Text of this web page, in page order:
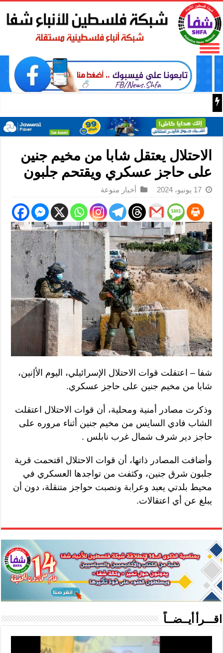
فتح تنعى المناضل نايف خويطر نائب أمين سر إقليم شرق
الاحتلال يعتقل شابا من مخيم جنين
على حاجز عسكري ويقتحم جلبون
17 يونيو، 2024 أخبار منوعة
شفا – اعتقلت قوات الاحتلال الإسرائيلي، اليوم الأإنين،
شابا من مخيم جنين على حاجز عسكري.
وذكرت مصادر أمنية ومحلية، أن قوات الاحتلال اعتقلت
الشاب فادي السايس من مخيم جنين أثناء مروره على
حاجز دير شرف شمال غرب نابلس .
وأضافت المصادر ذاتها، أن قوات الاحتلال اقتحمت قرية
جلبون شرق جنين، وكثفت من تواجدها العسكري في
محيط بلدتي يعبد وعرابة ونصبت حواجز متنقلة، دون أن
يبلغ عن أي اعتقالات.
اقـــرأ أيــضــاً